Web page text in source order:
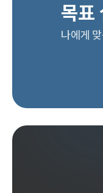
목표
나에게